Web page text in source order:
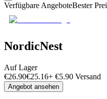
Verfügbare AngeboteBester
NordicNest
Auf Lager
€26.90€25.16+ €5.90 Versand
Angebot ansehen